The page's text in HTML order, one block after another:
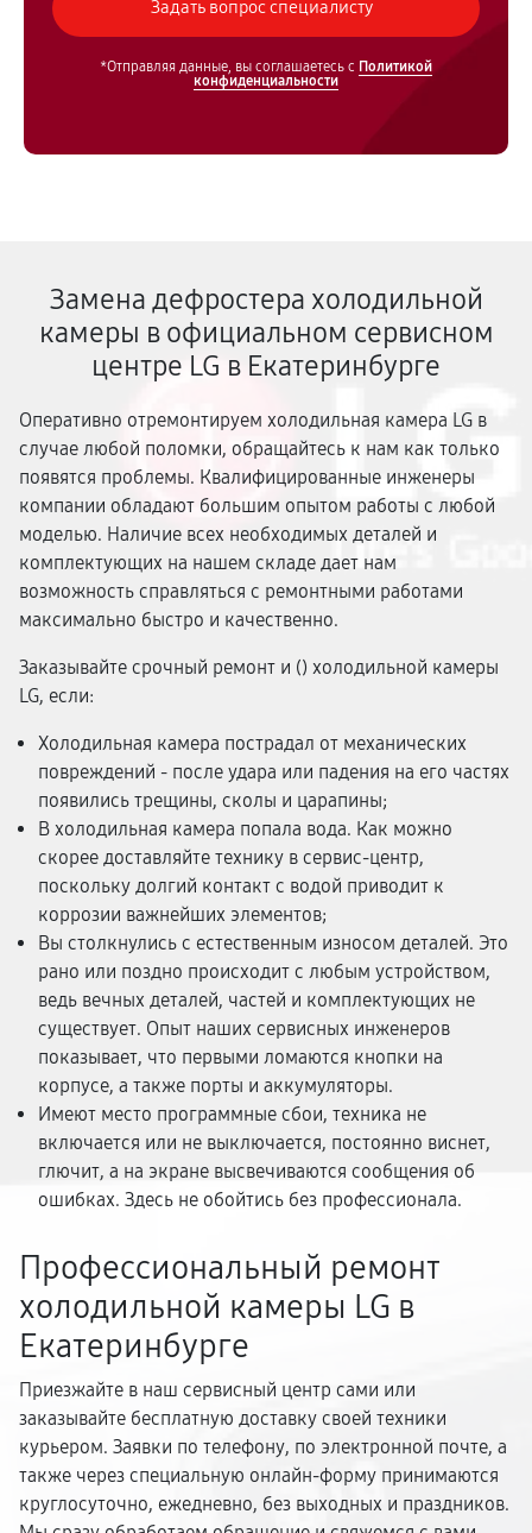
*Отправляя данные, вы соглашаетесь с Политикой
конфиденциальности
Замена дефростера холодильной
камеры в официальном сервисном
центре LG в Екатеринбурге
Оперативно отремонтируем холодильная камера LG в
случае любой поломки, обращайтесь к нам как только
появятся проблемы. Квалифицированные инженеры
компании обладают большим опытом работы с любой
моделью. Наличие всех необходимых деталей и
комплектующих на нашем складе дает нам
возможность справляться с ремонтными работами
максимально быстро и качественно.
Заказывайте срочный ремонт и () холодильной камеры
LG, если:
Холодильная камера пострадал от механических
повреждений - после удара или падения на его частях
появились трещины, сколы и царапины;
В холодильная камера попала вода. Как можно
скорее доставляйте технику в сервис-центр,
поскольку долгий контакт с водой приводит к
коррозии важнейших элементов;
Вы столкнулись с естественным износом деталей. Это
рано или поздно происходит с любым устройством,
ведь вечных деталей, частей и комплектующих не
существует. Опыт наших сервисных инженеров
показывает, что первыми ломаются кнопки на
корпусе, а также порты и аккумуляторы.
Имеют место программные сбои, техника не
включается или не выключается, постоянно виснет,
глючит, а на экране высвечиваются сообщения об
ошибках. Здесь не обойтись без профессионала.
Профессиональный ремонт
холодильной камеры LG в
Екатеринбурге
Приезжайте в наш сервисный центр сами или
заказывайте бесплатную доставку своей техники
курьером. Заявки по телефону, по электронной почте, а
также через специальную онлайн-форму принимаются
круглосуточно, ежедневно, без выходных и праздников.